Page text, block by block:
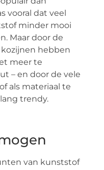
vooral dat veel
minder mooi
Maar door de
hebben
meer te
– en door de vele
als materiaal te
trendy.
van kunststof